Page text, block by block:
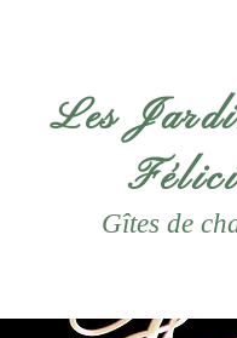
Les
Gîtes de